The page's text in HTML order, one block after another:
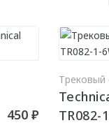
450 ₽
Трековый
TR082-